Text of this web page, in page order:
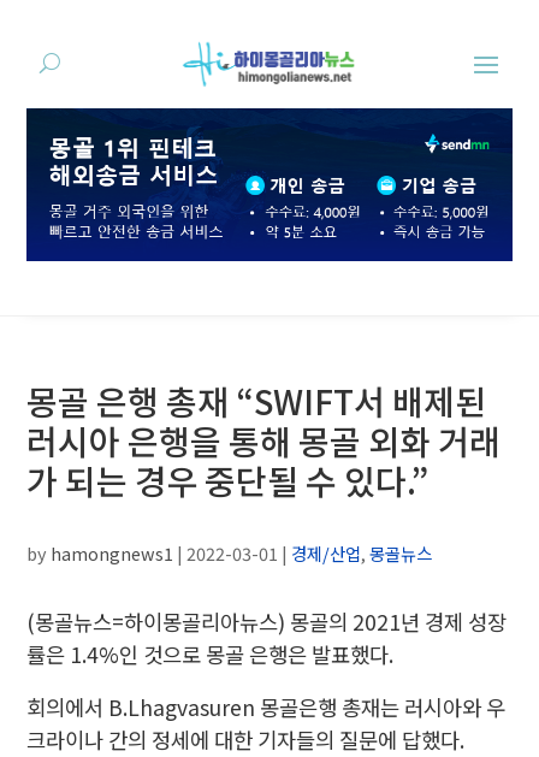
몽골 은행 총재 “SWIFT서 배제된
러시아 은행을 통해 몽골 외화 거래
가 되는 경우 중단될 수 있다.”
by hamongnews1 | 2022-03-01 | 경제/산업,몽골뉴스
(몽골뉴스=하이몽골리아뉴스) 몽골의 2021년 경제 성장
률은 1.4%인 것으로 몽골 은행은 발표했다.
회의에서 B.Lhagvasuren 몽골은행 총재는 러시아와 우
크라이나 간의 정세에 대한 기자들의 질문에 답했다.